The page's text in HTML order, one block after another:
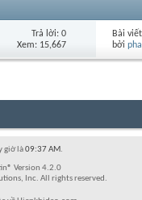
Trả lời:0
Xem: 15,667
Bài
bởi
giờ là09:37 AM.
Version 4.2.0
Inc. All rights reserved.